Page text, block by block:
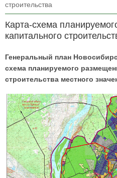
строительства
Карта-схема
капитального
Генеральный план
схема планируемого
строительства местного